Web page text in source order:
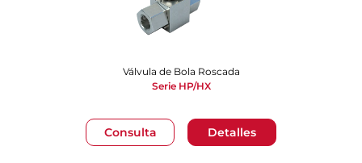
Consulta Detalles
Válvula de Bola Roscada
Serie HP/HX